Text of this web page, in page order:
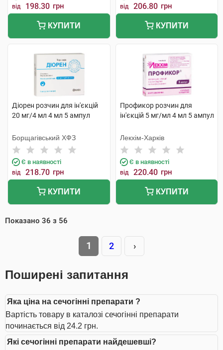
від 198.30 грн
КУПИТИ
від 206.80 грн
КУПИТИ
Діорен розчин для ін'єкцій
20 мг/4 мл 4 мл 5 ампул
Борщагівський ХФЗ
Є в наявності
від 218.70 грн
КУПИТИ
Профикор розчин для
ін'єкцій 5 мг/мл 4 мл 5 ампул
Лекхім-Харків
Є в наявності
від 220.40 грн
КУПИТИ
Показано 36 з 56
1 2 ›
Поширені запитання
Яка ціна на сечогінні препарати ?
Вартість товару в каталозі сечогінні препарати
починається від 24.2 грн.
Які сечогінні препарати найдешевші?